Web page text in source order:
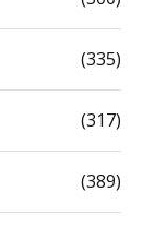
(335)
(317)
(389)